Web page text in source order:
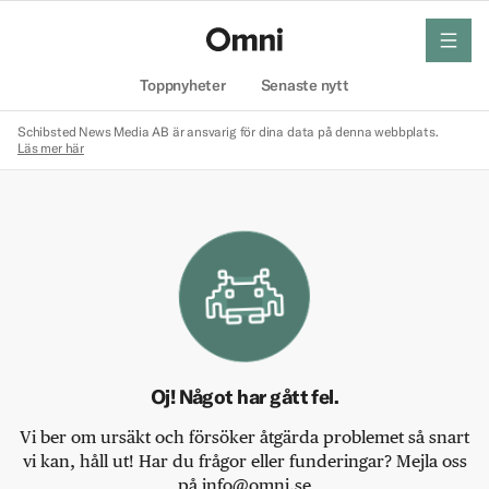
Toppnyheter Senaste nytt
meny
Schibsted News Media AB är ansvarig för dina data på denna webbplats.
Läs mer här
Oj! Något har gått fel.
Vi ber om ursäkt och försöker åtgärda problemet så snart
vi kan, håll ut! Har du frågor eller funderingar? Mejla oss